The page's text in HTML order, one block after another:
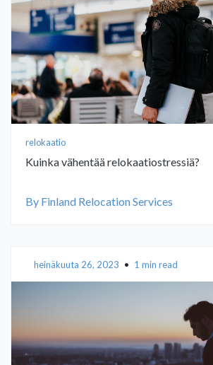
relokaatio
Kuinka vähentää relokaatiostressiä?
By Finland Relocation Services
heinäkuuta 26, 2023 • 1 min read